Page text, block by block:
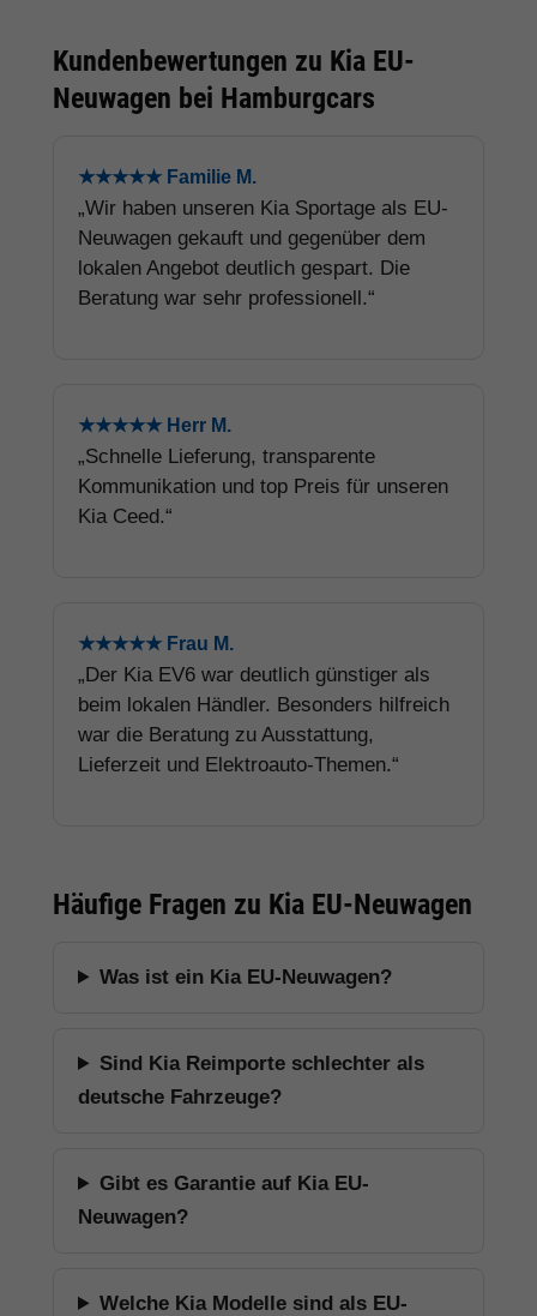
Kundenbewertungen zu Kia EU-
Neuwagen bei Hamburgcars
★★★★★ Familie M.
„Wir haben unseren Kia Sportage als EU-
Neuwagen gekauft und gegenüber dem
lokalen Angebot deutlich gespart. Die
Beratung war sehr professionell.“
★★★★★ Herr M.
„Schnelle Lieferung, transparente
Kommunikation und top Preis für unseren
Kia Ceed.“
★★★★★ Frau M.
„Der Kia EV6 war deutlich günstiger als
beim lokalen Händler. Besonders hilfreich
war die Beratung zu Ausstattung,
Lieferzeit und Elektroauto-Themen.“
Häufige Fragen zu Kia EU-Neuwagen
Was ist ein Kia EU-Neuwagen?
Sind Kia Reimporte schlechter als
deutsche Fahrzeuge?
Gibt es Garantie auf Kia EU-
Neuwagen?
Welche Kia Modelle sind als EU-